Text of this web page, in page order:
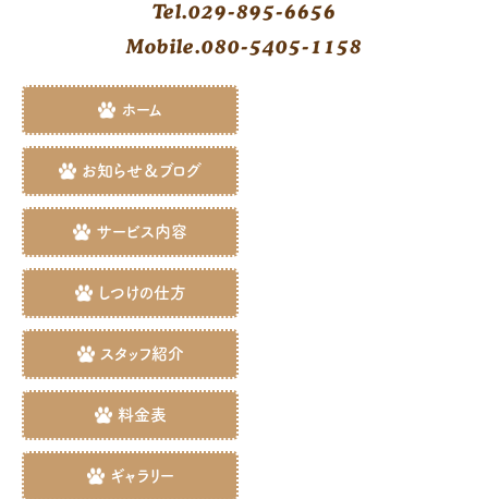
Tel.029-895-6656
Mobile.080-5405-1158
ホーム
お知らせ＆ブログ
サービス内容
しつけの仕方
スタッフ紹介
料金表
ギャラリー